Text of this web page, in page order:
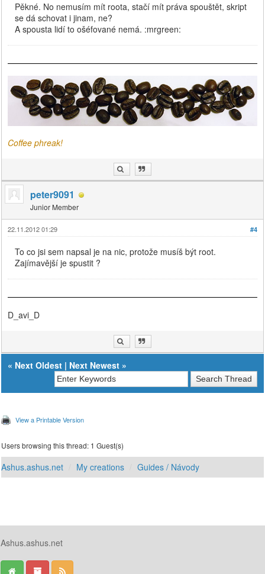
Pěkné. No nemusím mít roota, stačí mít práva spouštět, skript
se dá schovat i jinam, ne?
A spousta lidí to ošéfované nemá. :mrgreen:
Coffee phreak!
peter9091
Junior Member
#4
22.11.2012 01:29
To co jsi sem napsal je na nic, protože musíš být root.
Zajímavější je spustit ?
D_avi_D
« Next Oldest | Next Newest »
View a Printable Version
Users browsing this thread: 1 Guest(s)
Ashus.ashus.net My creations Guides / Návody
Ashus.ashus.net